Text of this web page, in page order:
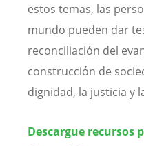
estos temas, las
mundo pueden dar
reconciliación del
construcción de
dignidad, la justicia y
Descargue recursos